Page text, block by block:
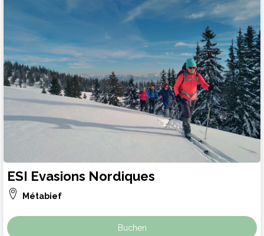
ESI Evasions Nordiques
Métabief
Buchen